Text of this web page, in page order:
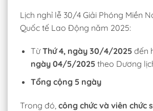
Lịch nghỉ lễ 30/4 Giải Phóng Miền
Quốc tế Lao Động năm 2025:
TừThứ 4, ngày 30/4/2025đến
ngày 04/5/2025theo Dương
Tổng cộng 5 ngày
Trong đó, công chức và viên chức